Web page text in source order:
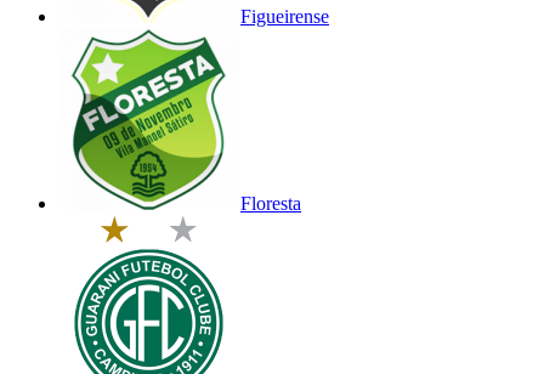
Figueirense
Floresta